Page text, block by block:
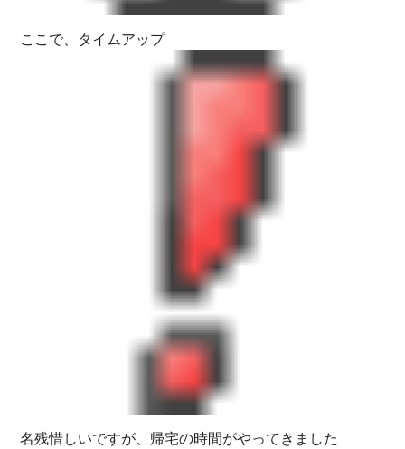
ここで、タイムアップ
名残惜しいですが、帰宅の時間がやってきました